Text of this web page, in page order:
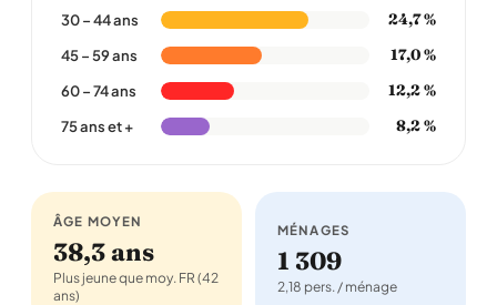
30 – 44 ans 24,7 %
45 – 59 ans 17,0 %
60 – 74 ans 12,2 %
75 ans et + 8,2 %
ÂGE MOYEN
38,3 ans
Plus jeune que moy. FR (42
ans)
MÉNAGES
1 309
2,18 pers. / ménage